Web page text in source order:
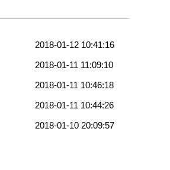
2018-01-12 10:41:16
2018-01-11 11:09:10
2018-01-11 10:46:18
2018-01-11 10:44:26
2018-01-10 20:09:57